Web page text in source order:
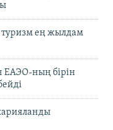
ең жылдам
ЕАЭО-ның бірін